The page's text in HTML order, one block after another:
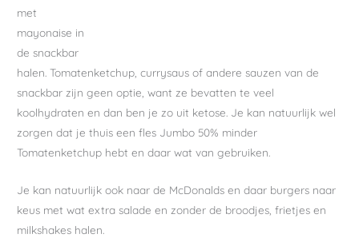
met
mayonaise in
de snackbar
halen. Tomatenketchup, currysaus of andere sauzen van de
snackbar zijn geen optie, want ze bevatten te veel
koolhydraten en dan ben je zo uit ketose. Je kan natuurlijk wel
zorgen dat je thuis een fles Jumbo 50% minder
Tomatenketchup hebt en daar wat van gebruiken.
Je kan natuurlijk ook naar de McDonalds en daar burgers naar
keus met wat extra salade en zonder de broodjes, frietjes en
milkshakes halen.